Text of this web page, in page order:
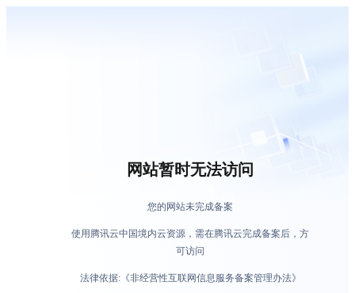
网站暂时无法访问
您的网站未完成备案
使用腾讯云中国境内云资源，需在腾讯云完成备案后，方
可访问
法律依据:《非经营性互联网信息服务备案管理办法》